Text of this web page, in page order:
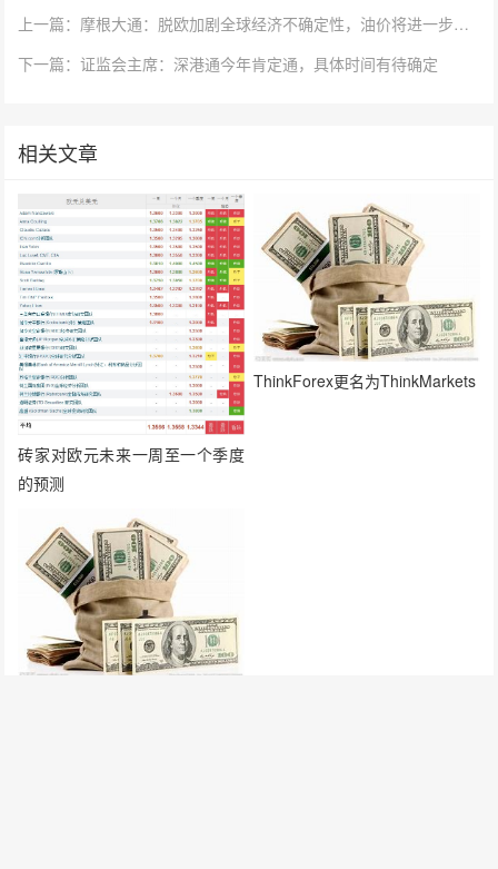
上一篇：摩根大通：脱欧加剧全球经济不确定性，油价将进一步承压
下一篇：证监会主席：深港通今年肯定通，具体时间有待确定
相关文章
砖家对欧元未来一周至一个季度
的预测
ThinkForex更名为ThinkMarkets